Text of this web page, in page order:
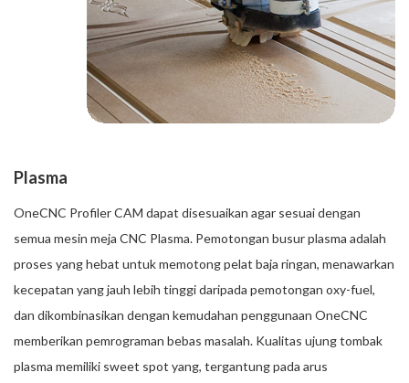
Plasma
OneCNC Profiler CAM dapat disesuaikan agar sesuai dengan
semua mesin meja CNC Plasma. Pemotongan busur plasma adalah
proses yang hebat untuk memotong pelat baja ringan, menawarkan
kecepatan yang jauh lebih tinggi daripada pemotongan oxy-fuel,
dan dikombinasikan dengan kemudahan penggunaan OneCNC
memberikan pemrograman bebas masalah. Kualitas ujung tombak
plasma memiliki sweet spot yang, tergantung pada arus